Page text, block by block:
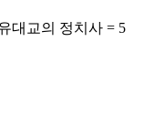
대교의 정치사 = 5